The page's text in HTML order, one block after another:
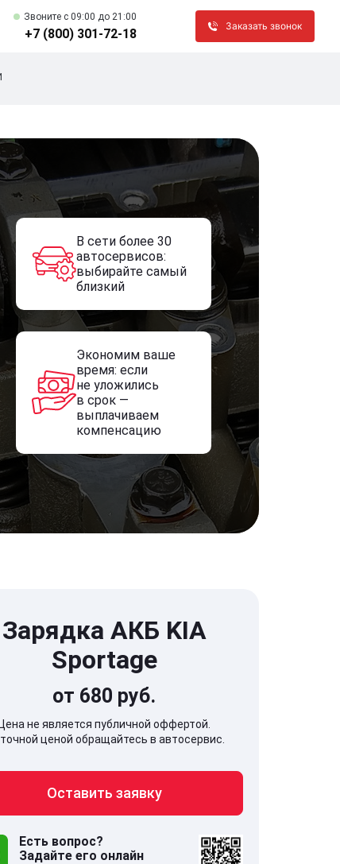
Звоните c 09:00 до 21:00
+7 (800) 301-72-18
Заказать звонок
В сети более 30
автосервисов:
выбирайте самый
близкий
Экономим ваше
время: если
не уложились
в срок —
выплачиваем
компенсацию
Московская обл,
Зарядка АКБ KIA
Sportage
от 680 руб.
Цена не является публичной оффертой.
ценой обращайтесь в автосервис.
Оставить заявку
Есть вопрос?
Задайте его онлайн